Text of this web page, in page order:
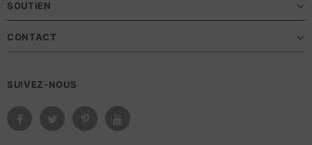
SOUTIEN
CONTACT
SUIVEZ-NOUS